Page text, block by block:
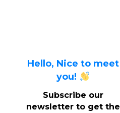
Hello, Nice to meet
you!
Subscribe our
newsletter to get the